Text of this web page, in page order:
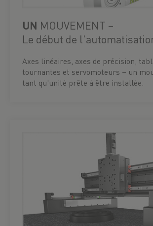
UN MOUVEMENT –
Le début de
Axes linéaires, axes de précision,
tournantes et servomoteurs – un
tant qu'unité prête à être installée.